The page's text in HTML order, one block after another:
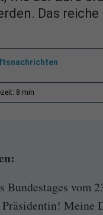
Das
8 min
Bundestages vom
Meine